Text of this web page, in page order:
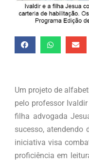
Um projeto de
pelo professor
filha advogada
sucesso, atendendo
iniciativa visa
proficiência em